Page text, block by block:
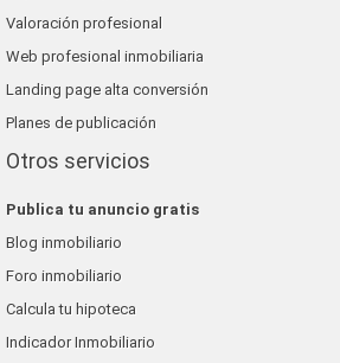
Valoración profesional
Web profesional inmobiliaria
Landing page alta conversión
Planes de publicación
Otros servicios
Publica tu anuncio gratis
Blog inmobiliario
Foro inmobiliario
Calcula tu hipoteca
Indicador Inmobiliario